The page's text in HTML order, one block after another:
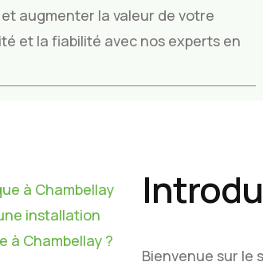
augmenter la valeur de votre
et la fiabilité avec nos experts en
à Chambellay
installation
à Chambellay ?
Bienvenue sur le